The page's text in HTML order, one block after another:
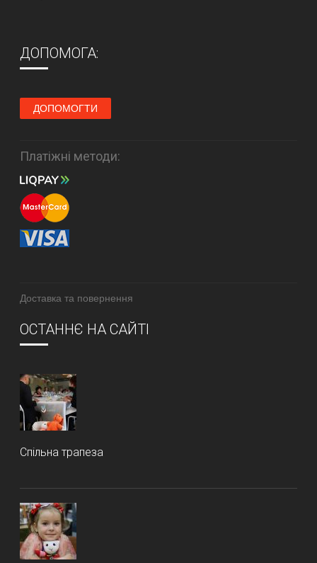
ДОПОМОГА:
ДОПОМОГТИ
Платіжні методи:
Доставка та повернення
ОСТАННЄ НА САЙТІ
Спільна трапеза